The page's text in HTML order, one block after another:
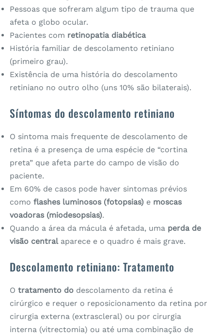
Pessoas que sofreram algum tipo de trauma que
afeta o globo ocular.
Pacientes com retinopatia diabética
História familiar de descolamento retiniano
(primeiro grau).
Existência de uma história do descolamento
retiniano no outro olho (uns 10% são bilaterais).
Síntomas do descolamento retiniano
O sintoma mais frequente de descolamento de
retina é a presença de uma espécie de “cortina
preta” que afeta parte do campo de visão do
paciente.
Em 60% de casos pode haver sintomas prévios
como flashes luminosos (fotopsias) e moscas
voadoras (miodesopsias).
Quando a área da mácula é afetada, uma perda de
visão centralaparece e o quadro é mais grave.
Descolamento retiniano: Tratamento
O tratamento do descolamento da retina é
cirúrgico e requer o reposicionamento da retina por
cirurgia externa (extrascleral) ou por cirurgia
interna (vitrectomia) ou até uma combinação de